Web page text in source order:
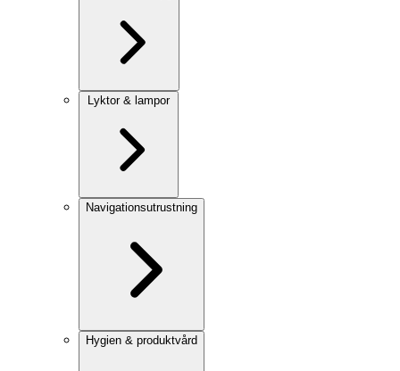
Lyktor & lampor
Navigationsutrustning
Hygien & produktvård